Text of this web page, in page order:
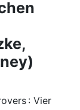
: Vier